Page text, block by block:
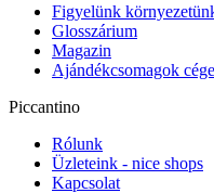
Figyelünk
Glosszárium
Magazin
Ajándékcsomagok
Piccantino
Rólunk
Üzleteink - nice shops
Kapcsolat